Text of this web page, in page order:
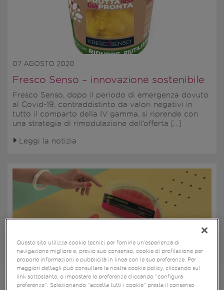
07 AGOSTO 2020
Fresco Senso – innovazione sostenibile
Fresco Senso, dopo il periodo di emergenza dovuto
al Covid-19, contraddistinto da valori negativi in
tutto il comparto della IV gamma, si riprende con
una strategia di rimodulazione dell’offerta [...]
Leggi la notizia
10 LUGLIO 2020
Questo sito utilizza cookie tecnici per fornirle un’esperienza di
navigazione migliore e, previo suo consenso, cookie di profilazione per
proporle informazioni e pubblicità in linea con le sue preferenze. Per
maggiori dettagli può consultare la nostra cookie policy, cliccando sul
link sottostante, o impostare le preferenze cliccando “configura
preferenze”. Selezionando “accetta tutti i cookie” presta il consenso